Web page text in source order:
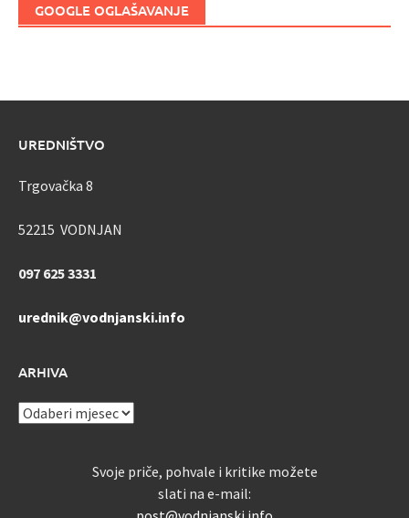
GOOGLE OGLAŠAVANJE
UREDNIŠTVO
Trgovačka 8
52215 VODNJAN
097 625 3331
urednik@vodnjanski.info
ARHIVA
ARHIVA
Svoje priče, pohvale i kritike možete
slati na e-mail: